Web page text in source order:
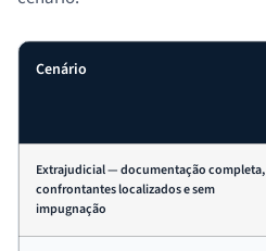
Cenário
Extrajudicial — documentação completa,
confrontantes localizados e sem
impugnação